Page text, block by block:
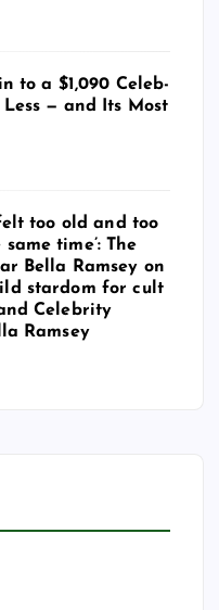
to a $1,090 Celeb-
— and Its Most
felt too old and too
time’: The
Bella Ramsey on
stardom for cult
Celebrity
Ramsey